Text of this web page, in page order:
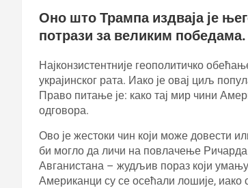
Оно што Трампа издваја је
потрази за великим победама.
Најконзистентније геополитичко
украјинског рата. Иако је овај циљ
Право питање је: како тај мир чини
одговора.
Ово је жестоки чин који може довести
би могло да личи на повлачење
Авганистана – жудљив пораз који
Американци су се осећали лошије, иако